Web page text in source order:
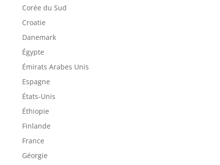
Corée du Sud
Croatie
Danemark
Égypte
Émirats Arabes Unis
Espagne
États-Unis
Éthiopie
Finlande
France
Géorgie